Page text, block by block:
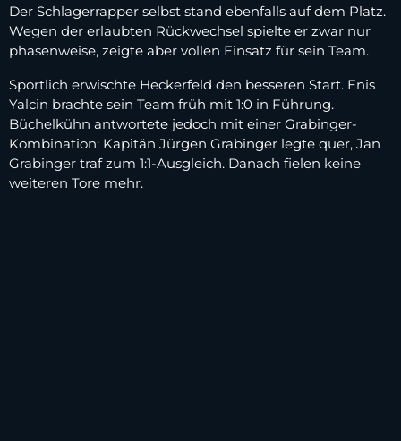
Der Schlagerrapper selbst stand ebenfalls auf dem Platz.
Wegen der erlaubten Rückwechsel spielte er zwar nur
phasenweise, zeigte aber vollen Einsatz für sein Team.
Sportlich erwischte Heckerfeld den besseren Start. Enis
Yalcin brachte sein Team früh mit 1:0 in Führung.
Büchelkühn antwortete jedoch mit einer Grabinger-
Kombination: Kapitän Jürgen Grabinger legte quer, Jan
Grabinger traf zum 1:1-Ausgleich. Danach fielen keine
weiteren Tore mehr.